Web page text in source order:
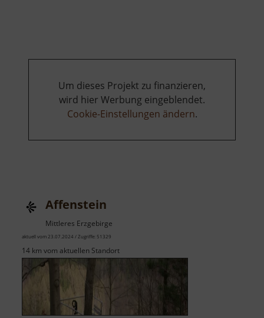
Um dieses Projekt zu finanzieren,
wird hier Werbung eingeblendet.
Cookie-Einstellungen ändern.
Affenstein
Mittleres Erzgebirge
aktuell vom 23.07.2024 / Zugriffe: 51329
14 km vom aktuellen Standort